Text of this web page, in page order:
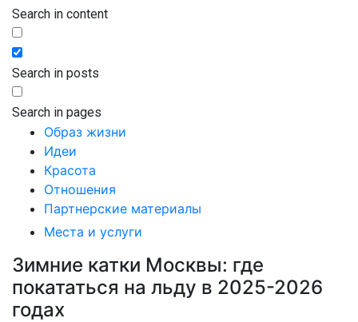
Search in content
Search in posts
Search in pages
Образ жизни
Идеи
Красота
Отношения
Партнерские материалы
Места и услуги
Зимние катки Москвы: где
покататься на льду в 2025-2026
годах